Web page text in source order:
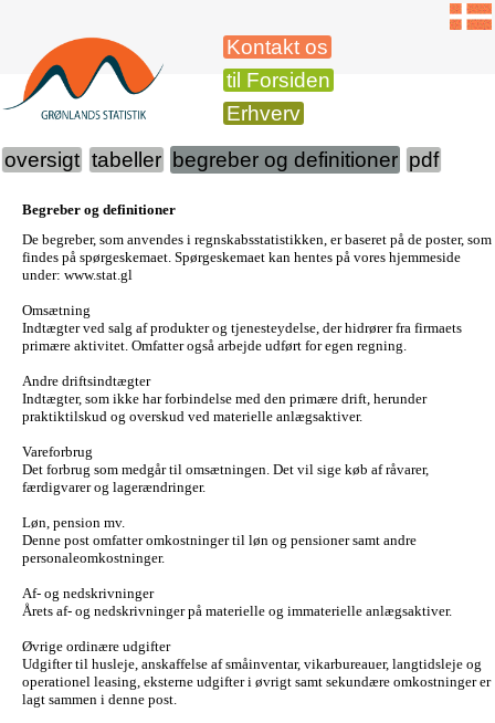
Kontakt os
til Forsiden
Erhverv
oversigt tabeller begreber og definitioner pdf